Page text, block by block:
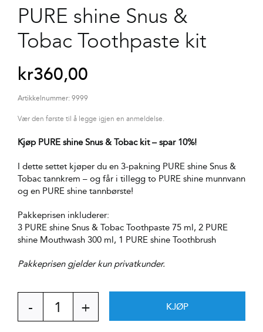
PURE shine Snus &
Tobac Toothpaste kit
kr360,00
Artikkelnummer:9999
Vær den første til å legge igjen en anmeldelse.
Kjøp PURE shine Snus & Tobac kit – spar 10%!
I dette settet kjøper du en 3-pakning PURE shine Snus &
Tobac tannkrem – og får i tillegg to PURE shine munnvann
og en PURE shine tannbørste!
Pakkeprisen inkluderer:
3 PURE shine Snus & Tobac Toothpaste 75 ml, 2 PURE
shine Mouthwash 300 ml, 1 PURE shine Toothbrush
Pakkeprisen gjelder kun privatkunder.
PURE
shine
KJØP